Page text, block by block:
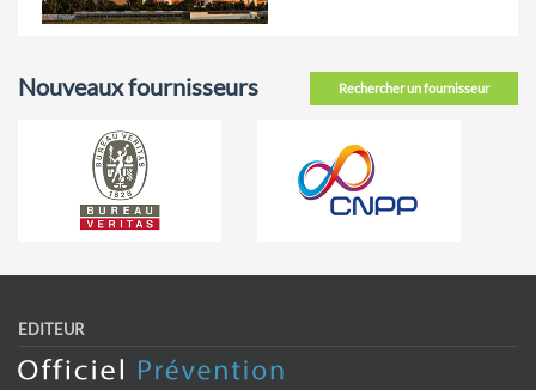
Rechercher un fournisseur
Nouveaux fournisseurs
EDITEUR